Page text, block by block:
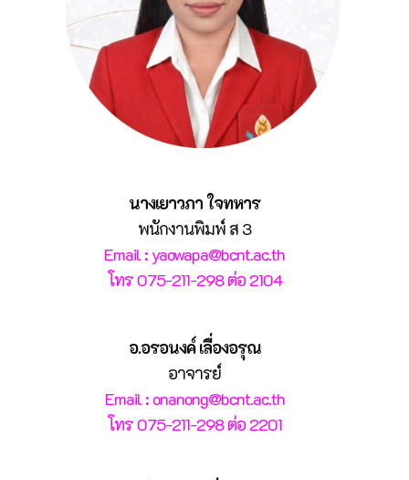
นางเยาวภา ใจทหาร
พนักงานพิมพ์ ส 3
Email : yaowapa@bcnt.ac.th
โทร 075-211-298 ต่อ 2104
อ.อรอนงค์ เลื่องอรุณ
อาจารย์
Email : onanong@bcnt.ac.th
โทร 075-211-298 ต่อ 2201